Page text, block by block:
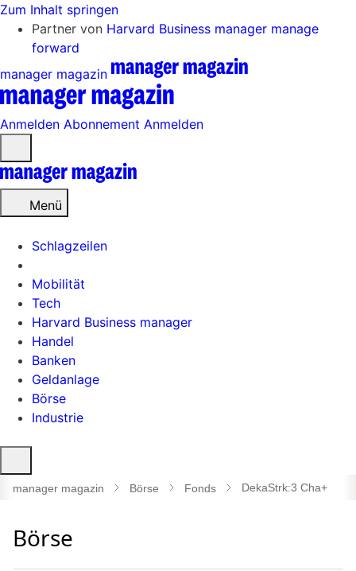
Zum Inhalt springen
Partner von Harvard Business manager manage
forward
manager magazin
Anmelden Abonnement Anmelden
öffnen
Menü
Schlagzeilen
Mobilität
Tech
Harvard Business manager
Handel
Banken
Geldanlage
Börse
Industrie
öffnen
manager magazin Börse Fonds DekaStrk:3 Cha+